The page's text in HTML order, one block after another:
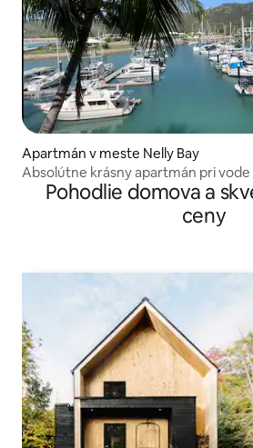
Apartmán v meste Nelly Bay
Absolútne krásny apartmán pri vode
Pohodlie domova a
ceny